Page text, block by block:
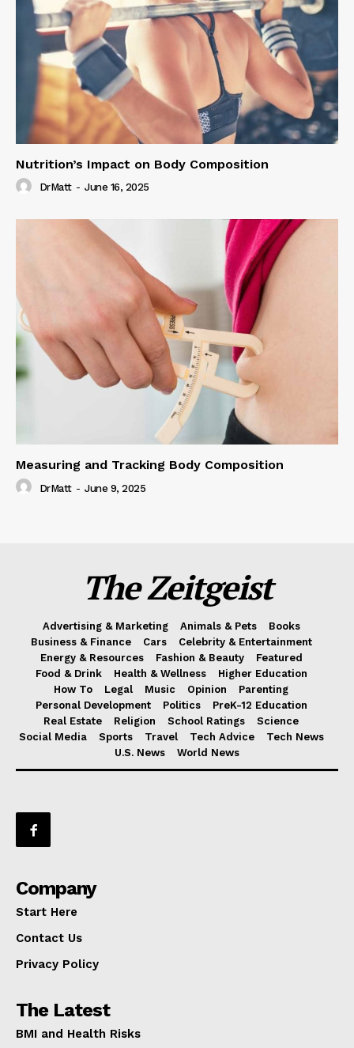
Nutrition’s Impact on Body Composition
DrMatt - June 16, 2025
Measuring and Tracking Body Composition
DrMatt - June 9, 2025
The Zeitgeist
Advertising & Marketing Animals & Pets
Books
Business & Finance
Cars
Celebrity & Entertainment
Energy & Resources
Fashion & Beauty
Featured
Food & Drink
Health & Wellness
Higher Education
How To
Legal Music Opinion
Parenting
Personal Development
Politics
PreK-12 Education
Real Estate
Religion School Ratings
Science
Social Media
Sports Travel Tech Advice
Tech News
U.S. News
World News
Company
Start Here
Contact Us
Privacy Policy
The Latest
BMI and Health Risks